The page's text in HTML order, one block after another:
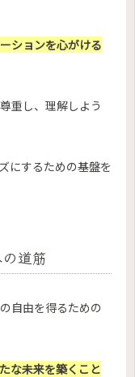
ションを心がける
重し、理解しよう
にするための基盤を
道筋
自由を得るための
な未来を築くこと